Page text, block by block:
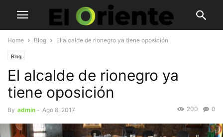
Home Blog El alcalde de rionegro ya tiene oposición
Blog
El alcalde de rionegro ya
tiene oposición
By admin - Ago 8, 2017 0
200